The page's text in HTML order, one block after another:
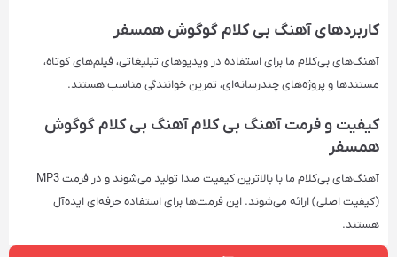
کاربردهایآهنگ بی کلام گوگوش همسفر
آهنگ‌های بی‌کلام ما برای استفاده در ویدیوهای تبلیغاتی، فیلم‌های کوتاه،
مستندها و پروژه‌های چندرسانه‌ای، تمرین خوانندگی مناسب هستند.
کیفیت و فرمت آهنگ بی کلامآهنگ بی کلام گوگوش
همسفر
آهنگ‌های بی‌کلام ما با بالاترین کیفیت صدا تولید می‌شوند و در فرمت‌ MP3
(کیفیت اصلی) ارائه می‌شوند. این فرمت‌ها برای استفاده حرفه‌ای ایده‌آل
هستند.